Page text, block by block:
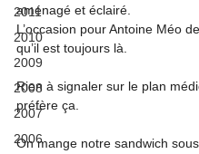
2011
2010
2009
2008
2007
2006
aménagé et éclairé.
L’occasion pour Antoine Méo
qu’il est toujours là.
Rien à signaler sur le plan
préfère ça.
On mange notre sandwich